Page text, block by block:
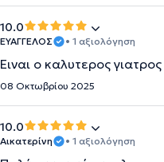
10.0
ΕΥΑΓΓΕΛΟΣ • 1 αξιολόγηση
Ειναι ο καλυτερος
08 Οκτωβρίου 2025
10.0
Αικατερίνη • 1 αξιολόγηση